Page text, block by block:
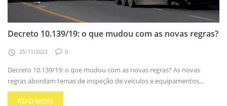
Decreto 10.139/19: o que mudou com as novas regras?
25/11/2022 0
Decreto 10.139/19: o que mudou com as novas regras? As novas
regras abordam temas de inspeção de veículos e equipamentos…
READ MORE